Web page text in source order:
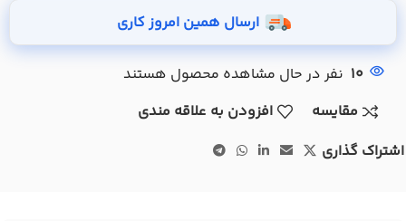
ارسال همین امروز کاری
10 نفر در حال مشاهده محصول هستند
مقایسه
افزودن به علاقه مندی
اشتراک گذاری